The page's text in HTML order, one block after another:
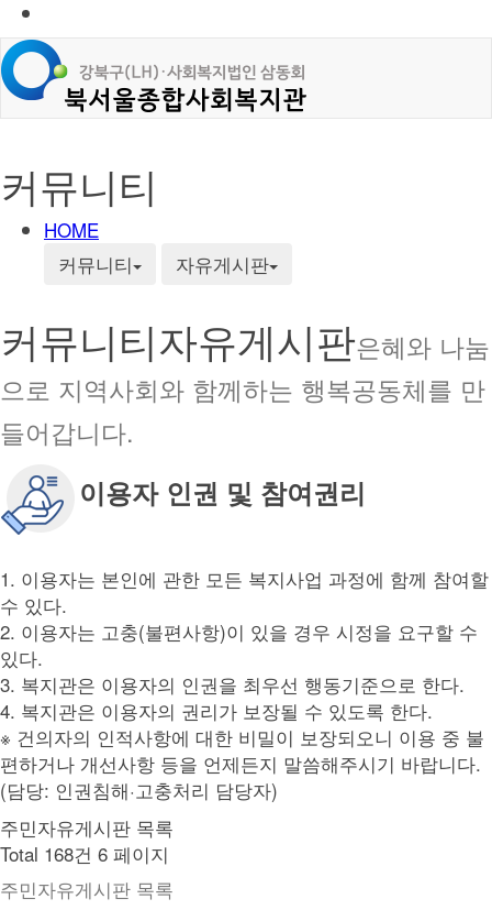
커뮤니티
HOME
커뮤니티
자유게시판
커뮤니티자유게시판은혜와 나눔
으로 지역사회와 함께하는 행복공동체를 만
들어갑니다.
이용자 인권 및 참여권리
1. 이용자는 본인에 관한 모든 복지사업 과정에 함께 참여할
수 있다.
2. 이용자는 고충(불편사항)이 있을 경우 시정을 요구할 수
있다.
3. 복지관은 이용자의 인권을 최우선 행동기준으로 한다.
4. 복지관은 이용자의 권리가 보장될 수 있도록 한다.
※ 건의자의 인적사항에 대한 비밀이 보장되오니 이용 중 불
편하거나 개선사항 등을 언제든지 말씀해주시기 바랍니다.
(담당: 인권침해·고충처리 담당자)
주민자유게시판 목록
Total 168건 6 페이지
주민자유게시판 목록